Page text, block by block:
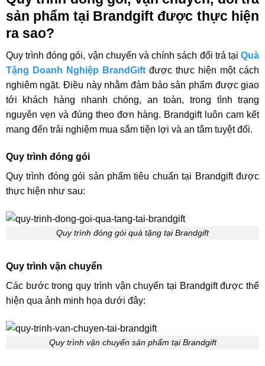
sản phẩm tại Brandgift được thực hiện
ra sao?
Quy trình đóng gói, vận chuyển và chính sách đổi trả tạiQuà
Tặng Doanh Nghiệp BrandGiftđược thực hiện một cách
nghiêm ngặt. Điều này nhằm đảm bảo sản phẩm được giao
tới khách hàng nhanh chóng, an toàn, trong tình trạng
nguyên vẹn và đúng theo đơn hàng. Brandgift luôn cam kết
mang đến trải nghiệm mua sắm tiện lợi và an tâm tuyệt đối.
Quy trình đóng gói
Quy trình đóng gói sản phẩm tiêu chuẩn tại Brandgift được
thực hiện như sau:
Quy trình đóng gói quà tặng tại Brandgift
Quy trình vận chuyển
Các bước trong quy trình vận chuyển tại Brandgift được thể
hiện qua ảnh minh họa dưới đây:
Quy trình vận chuyển sản phẩm tại Brandgift